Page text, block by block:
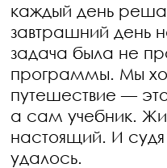
каждый день
завтрашний день
задача была не
программы. Мы
путешествие —
а сам учебник.
настоящий. И
удалось.